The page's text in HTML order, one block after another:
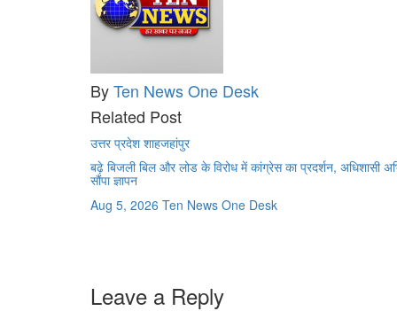
ByTen News One Desk
Related Post
उत्तर प्रदेश शाहजहांपुर
बढ़े बिजली बिल और लोड के विरोध में कांग्रेस का प्रदर्शन, अधिशासी
सौंपा ज्ञापन
Aug 5, 2026 Ten News One Desk
Leave a Reply